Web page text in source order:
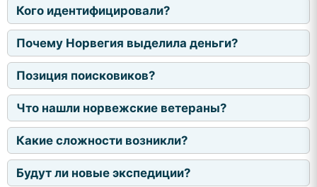
Кого идентифицировали?
Почему Норвегия выделила деньги?
Позиция поисковиков?
Что нашли норвежские ветераны?
Какие сложности возникли?
Будут ли новые экспедиции?